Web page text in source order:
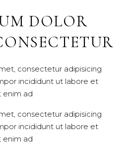
DOLOR
consectetur adipisicing
incididunt ut labore et
enim ad
consectetur adipisicing
incididunt ut labore et
enim ad